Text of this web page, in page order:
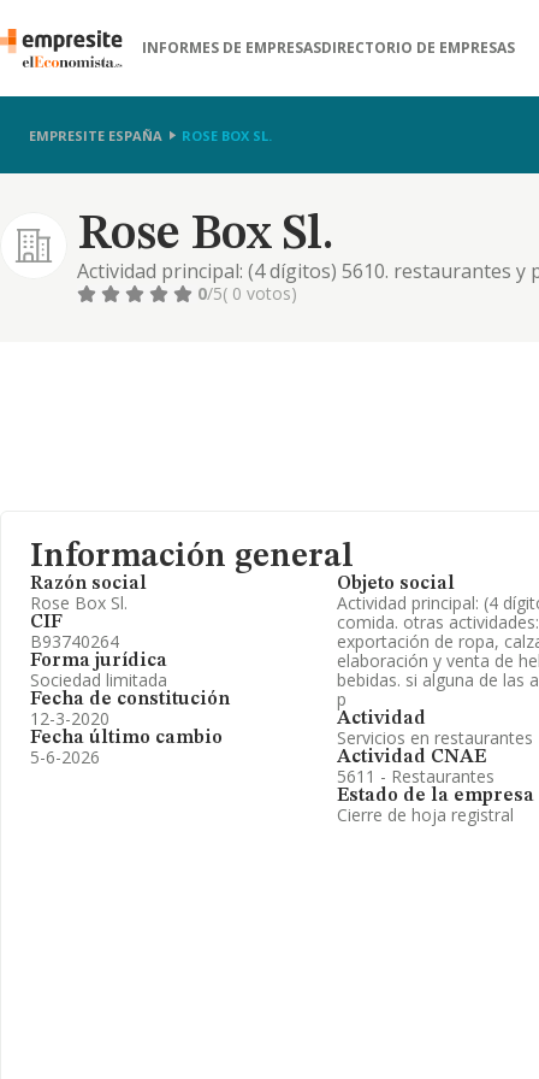
INFORMES DE EMPRESASDIRECTORIO DE EMPRESAS
EMPRESITE ESPAÑA ROSE BOX SL.
Rose Box Sl.
Actividad principal: (4 dígitos) 5610. restaurantes y
importación y exportación de ropa, calzado,
0/5( 0 votos)
Información general
Razón social
Rose Box Sl.
CIF
B93740264
Forma jurídica
Sociedad limitada
Fecha de constitución
12-3-2020
Fecha último cambio
5-6-2026
Objeto social
Actividad principal: (4
comida. otras
exportación de ropa,
elaboración y venta de
bebidas. si alguna de las
p
Actividad
Servicios en restaurantes
Actividad CNAE
5611 - Restaurantes
Estado de la empresa
Cierre de hoja registral